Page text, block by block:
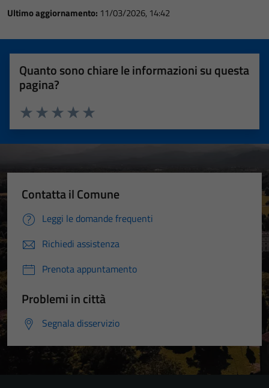
Ultimo aggiornamento: 11/03/2026, 14:42
Quanto sono chiare le informazioni su questa
pagina?
Valuta 5 stelle su 5
Valuta 4 stelle su 5
Valuta 3 stelle su 5
Valuta 2 stelle su 5
Valuta 1 stelle su 5
Contatta il Comune
Leggi le domande frequenti
Richiedi assistenza
Prenota appuntamento
Problemi in città
Segnala disservizio